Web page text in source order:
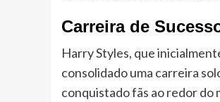
Carreira de
Harry Styles, que
consolidado uma carreira
conquistado fãs ao redor do